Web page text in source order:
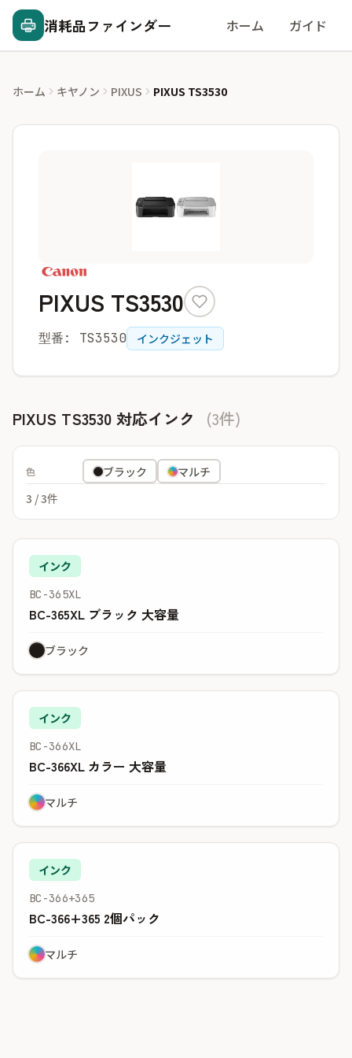
消耗品ファインダー ホーム ガイド
ホーム キヤノン PIXUS PIXUS TS3530
PIXUS TS3530
型番: TS3530 インクジェット
PIXUS TS3530 対応インク (3件)
色 ブラック
マルチ
3 / 3件
インク
BC-365XL
BC-365XL ブラック 大容量
ブラック
インク
BC-366XL
BC-366XL カラー 大容量
マルチ
インク
BC-366+365
BC-366+365 2個パック
マルチ